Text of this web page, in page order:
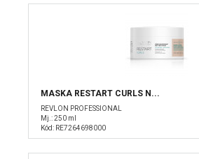
MASKA RESTART CURLS N...
REVLON PROFESSIONAL
Mj.: 250 ml
Kód: RE7264698000